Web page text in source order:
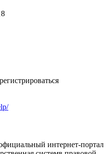
интернет-портал